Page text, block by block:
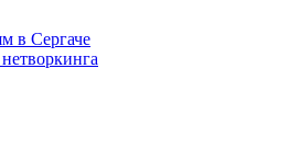
в Сергаче